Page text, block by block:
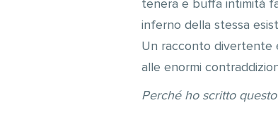
tenera e buffa intimità
inferno della stessa
Un racconto divertente
alle enormi
Perché ho scritto